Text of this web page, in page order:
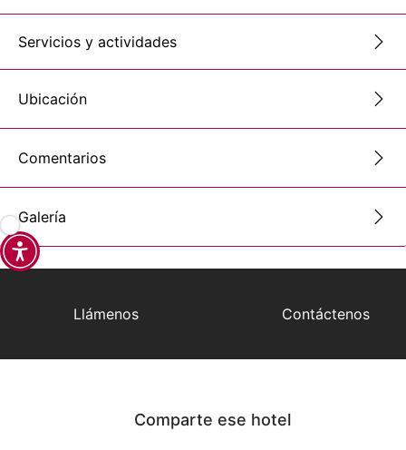
Servicios y actividades
Ubicación
Comentarios
Galería
Llámenos Contáctenos
Comparte ese hotel